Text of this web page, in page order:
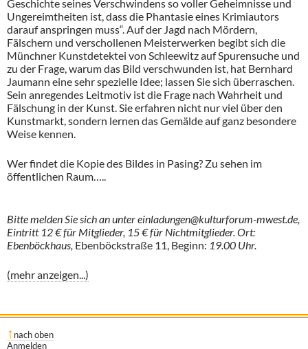
Geschichte seines Verschwindens so voller Geheimnisse und
Ungereimtheiten ist, dass die Phantasie eines Krimiautors
darauf anspringen muss“. Auf der Jagd nach Mördern,
Fälschern und verschollenen Meisterwerken begibt sich die
Münchner Kunstdetektei von Schleewitz auf Spurensuche und
zu der Frage, warum das Bild verschwunden ist, hat Bernhard
Jaumann eine sehr spezielle Idee; lassen Sie sich überraschen.
Sein anregendes Leitmotiv ist die Frage nach Wahrheit und
Fälschung in der Kunst. Sie erfahren nicht nur viel über den
Kunstmarkt, sondern lernen das Gemälde auf ganz besondere
Weise kennen.
Wer findet die Kopie des Bildes in Pasing? Zu sehen im
öffentlichen Raum…..
Bitte melden Sie sich an unter einladungen@kulturforum-mwest.de,
Eintritt 12 € für Mitglieder, 15 € für Nichtmitglieder. Ort:
Ebenböckhaus, Ebenböckstraße 11, Beginn: 19.00 Uhr.
(mehr anzeigen...)
nach oben
Anmelden